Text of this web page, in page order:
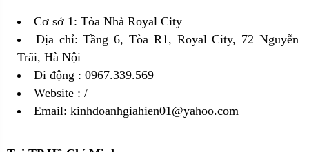
Cơ sở 1: Tòa Nhà Royal City
Địa chỉ: Tầng 6, Tòa R1, Royal City, 72 Nguyễn
Trãi, Hà Nội
Di động : 0967.339.569
Website : /
Email: kinhdoanhgiahien01@yahoo.com